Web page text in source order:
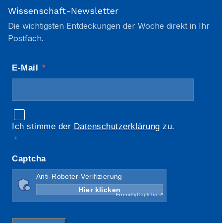
Wissenschaft-Newsletter
Die wichtigsten Entdeckungen der Woche direkt in Ihr
Postfach.